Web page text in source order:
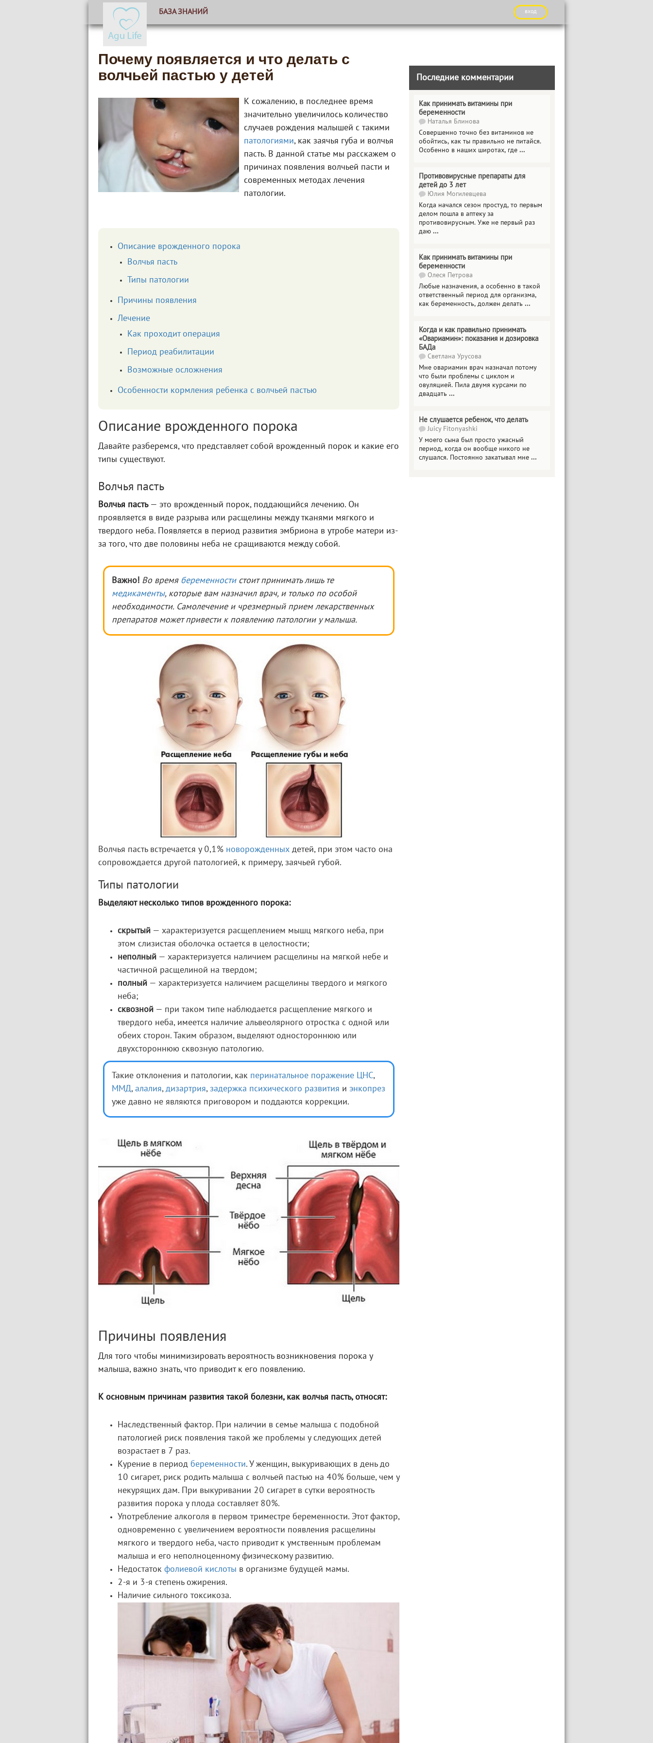
БАЗА ЗНАНИЙ вход
Почему появляется и что делать с
волчьей пастью у детей
К сожалению, в последнее время
значительно увеличилось количество
случаев рождения малышей с такими
патологиями, как заячья губа и волчья
пасть. В данной статье мы расскажем о
причинах появления волчьей пасти и
современных методах лечения
патологии.
Описание врожденного порока
Волчья пасть
Типы патологии
Причины появления
Лечение
Как проходит операция
Период реабилитации
Возможные осложнения
Особенности кормления ребенка с волчьей пастью
Описание врожденного порока
Давайте разберемся, что представляет собой врожденный порок и какие его
типы существуют.
Волчья пасть
Волчья пасть— это врожденный порок, поддающийся лечению. Он
проявляется в виде разрыва или расщелины между тканями мягкого и
твердого неба. Появляется в период развития эмбриона в утробе матери из-
за того, что две половины неба не сращиваются между собой.
Важно! Во время беременностистоит принимать лишь те
медикаменты, которые вам назначил врач, и только по особой
необходимости. Самолечение и чрезмерный прием лекарственных
препаратов может привести к появлению патологии у малыша.
Волчья пасть встречается у 0,1% новорожденных детей, при этом часто она
сопровождается другой патологией, к примеру, заячьей губой.
Типы патологии
Выделяют несколько типов врожденного порока:
скрытый — характеризуется расщеплением мышц мягкого неба, при
этом слизистая оболочка остается в целостности;
неполный — характеризуется наличием расщелины на мягкой небе и
частичной расщелиной на твердом;
полный — характеризуется наличием расщелины твердого и мягкого
неба;
сквозной — при таком типе наблюдается расщепление мягкого и
твердого неба, имеется наличие альвеолярного отростка с одной или
обеих сторон. Таким образом, выделяют одностороннюю или
двухстороннюю сквозную патологию.
Такие отклонения и патологии, как перинатальное поражение ЦНС,
ММД, алалия, дизартрия, задержка психического развития и энкопрез
уже давно не являются приговором и поддаются коррекции.
Причины появления
Для того чтобы минимизировать вероятность возникновения порока у
малыша, важно знать, что приводит к его появлению.
К основным причинам развития такой болезни, как волчья пасть, относят:
Наследственный фактор. При наличии в семье малыша с подобной
патологией риск появления такой же проблемы у следующих детей
возрастает в 7 раз.
Курение в период беременности. У женщин, выкуривающих в день до
10 сигарет, риск родить малыша с волчьей пастью на 40% больше, чем у
некурящих дам. При выкуривании 20 сигарет в сутки вероятность
развития порока у плода составляет 80%.
Употребление алкоголя в первом триместре беременности. Этот фактор,
одновременно с увеличением вероятности появления расщелины
мягкого и твердого неба, часто приводит к умственным проблемам
малыша и его неполноценному физическому развитию.
Недостаток фолиевой кислоты в организме будущей мамы.
2-я и 3-я степень ожирения.
Наличие сильного токсикоза.
Последние комментарии
Как принимать витамины при
беременности
Наталья Блинова
Совершенно точно без витаминов не
обойтись, как ты правильно не питайся.
Особенно в наших широтах, где ...
Противовирусные препараты для
детей до 3 лет
Юлия Могилевцева
Когда начался сезон простуд, то первым
делом пошла в аптеку за
противовирусным. Уже не первый раз
даю ...
Как принимать витамины при
беременности
Олеся Петрова
Любые назначения, а особенно в такой
ответственный период для организма,
как беременность, должен делать ...
Когда и как правильно принимать
«Овариамин»: показания и дозировка
БАДа
Светлана Урусова
Мне овариамин врач назначал потому
что были проблемы с циклом и
овуляцией. Пила двумя курсами по
двадцать ...
Не слушается ребенок, что делать
Juicy Fitonyashki
У моего сына был просто ужасный
период, когда он вообще никого не
слушался. Постоянно закатывал мне ...